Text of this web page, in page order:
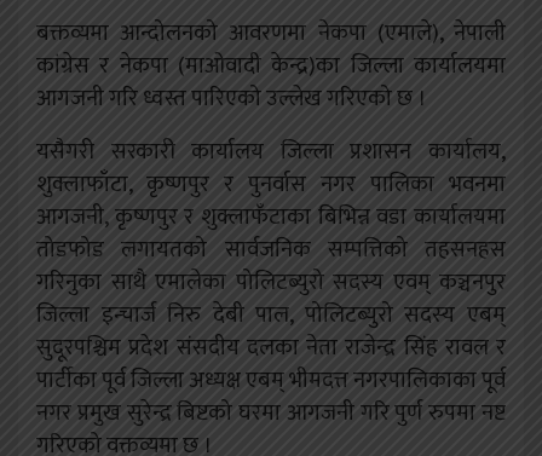
बक्तव्यमा आन्दोलनको आवरणमा नेकपा (एमाले), नेपाली
कांग्रेस र नेकपा (माओवादी केन्द्र)का जिल्ला कार्यालयमा
आगजनी गरि ध्वस्त पारिएको उल्लेख गरिएको छ ।
यसैगरी सरकारी कार्यालय जिल्ला प्रशासन कार्यालय,
शुक्लाफाँटा, कृष्णपुर र पुनर्वास नगर पालिका भवनमा
आगजनी, कृष्णपुर र शुक्लाफँटाका बिभिन्न वडा कार्यालयमा
तोडफोड लगायतको सार्वजनिक सम्पत्तिको तहसनहस
गरिनुका साथै एमालेका पोलिटब्युरो सदस्य एवम् कञ्चनपुर
जिल्ला इन्चार्ज निरु देबी पाल, पोलिटब्युरो सदस्य एबम्
सुदूरपश्चिम प्रदेश संसदीय दलका नेता राजेन्द्र सिंह रावल र
पार्टीका पूर्व जिल्ला अध्यक्ष एबम् भीमदत्त नगरपालिकाका पूर्व
नगर प्रमुख सुरेन्द्र बिष्टको घरमा आगजनी गरि पुर्ण रुपमा नष्ट
गरिएको वक्तव्यमा छ ।